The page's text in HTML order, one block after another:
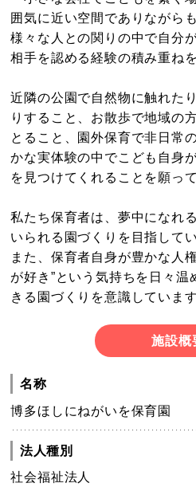
囲気に近い空間でありながら
様々な人との関りの中で自分
相手を認める経験の積み重ね
近隣の公園で自然物に触れた
りすること、お散歩で地域の
とること、園外保育で非日常
かな実体験の中でこども自身
を見つけてくれることを願っ
私たち保育者は、夢中になれ
いられる園づくりを目指してい
また、保育者自身が豊かな人
が好き”という気持ちを日々
きる園づくりを意識しています
施設概
名称
博多ほしにねがいを保育園
法人種別
社会福祉法人